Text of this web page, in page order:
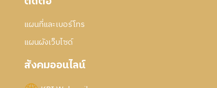
แผนที่และเบอร์โทร
แผนผังเว็บไซด์
สังคมออนไลน์